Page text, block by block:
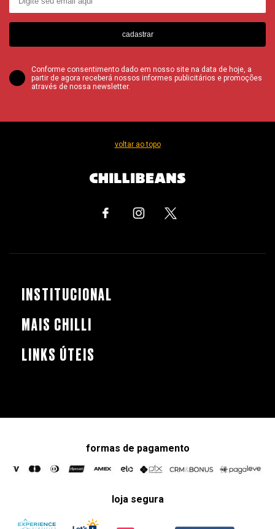
cadastrar
Conforme consentimento dado em nosso site na data de hoje, a
partir de agora receberá nossos informes publicitários e promoções
através de nossa newsletter.
voltar ao topo
INSTITUCIONAL
MAIS CHILLI
LINKS ÚTEIS
formas de pagamento
loja segura